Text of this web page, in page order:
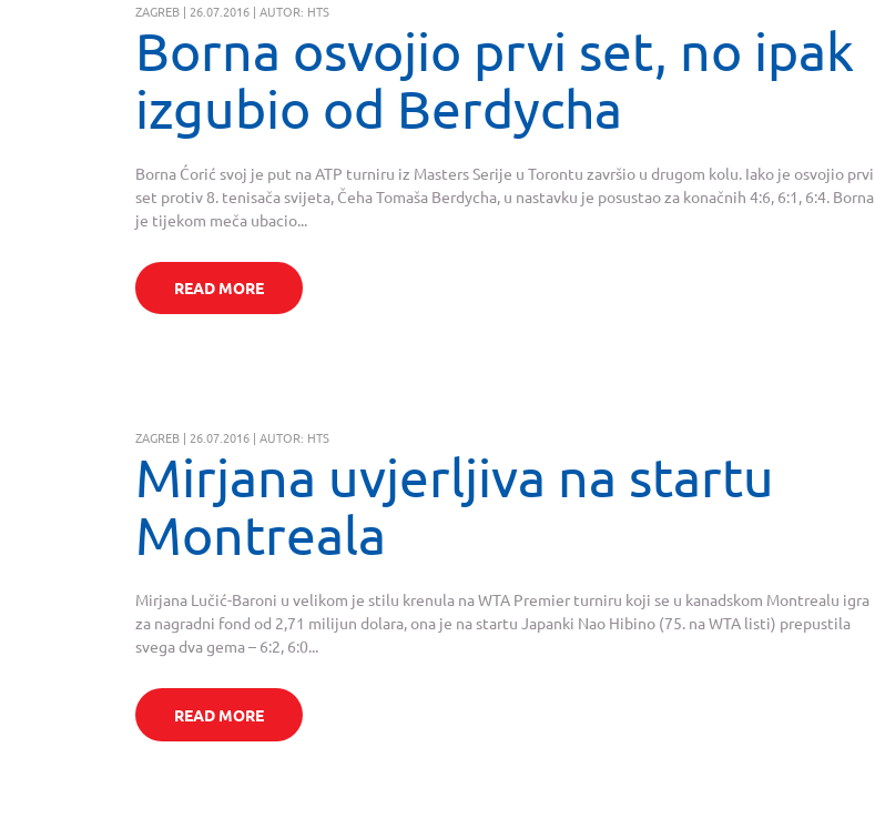
ZAGREB | 26.07.2016 | AUTOR: HTS
Borna osvojio prvi set, no ipak
izgubio od Berdycha
Borna Ćorić svoj je put na ATP turniru iz Masters Serije u Torontu završio u drugom kolu. Iako je osvojio prvi
set protiv 8. tenisača svijeta, Čeha Tomaša Berdycha, u nastavku je posustao za konačnih 4:6, 6:1, 6:4. Borna
je tijekom meča ubacio...
READ MORE
ZAGREB | 26.07.2016 | AUTOR: HTS
Mirjana uvjerljiva na startu
Montreala
Mirjana Lučić-Baroni u velikom je stilu krenula na WTA Premier turniru koji se u kanadskom Montrealu igra
za nagradni fond od 2,71 milijun dolara, ona je na startu Japanki Nao Hibino (75. na WTA listi) prepustila
svega dva gema – 6:2, 6:0...
READ MORE